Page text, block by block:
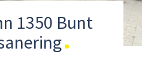
1350 Bunt